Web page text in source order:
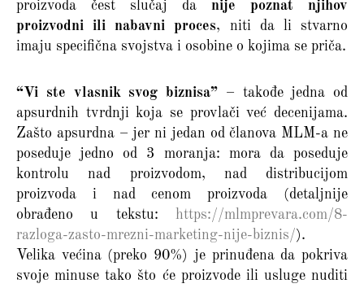
proizvoda čest slučaj da nije poznat njihov
proizvodni ili nabavni proces, niti da li stvarno
imaju specifična svojstva i osobine o kojima se priča.
“Vi ste vlasnik svog biznisa” – takođe jedna od
apsurdnih tvrdnji koja se provlači već decenijama.
Zašto apsurdna – jer ni jedan od članova MLM-a ne
poseduje jedno od 3 moranja: mora da poseduje
kontrolu nad proizvodom, nad distribucijom
proizvoda i nad cenom proizvoda (detaljnije
obrađeno u tekstu:
https://mlmprevara.com/8-
razloga-zasto-mrezni-marketing-nije-biznis/).
Velika većina (preko 90%) je prinuđena da pokriva
svoje minuse tako što će proizvode ili usluge nuditi